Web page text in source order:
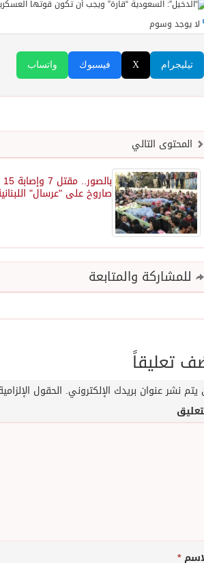
لا يوجد وسوم
واتساب فيسبوك X تيليجرام
المحتوى التالي
صاروخ على "عرسال"
للمشاركة والمتابعة
تعليقاً
يتم نشر عنوان بريدك الإلكتروني. الحقول
*